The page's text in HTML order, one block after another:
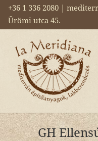
+36 1 336 2080 |
Ürömi utca 45.
GH